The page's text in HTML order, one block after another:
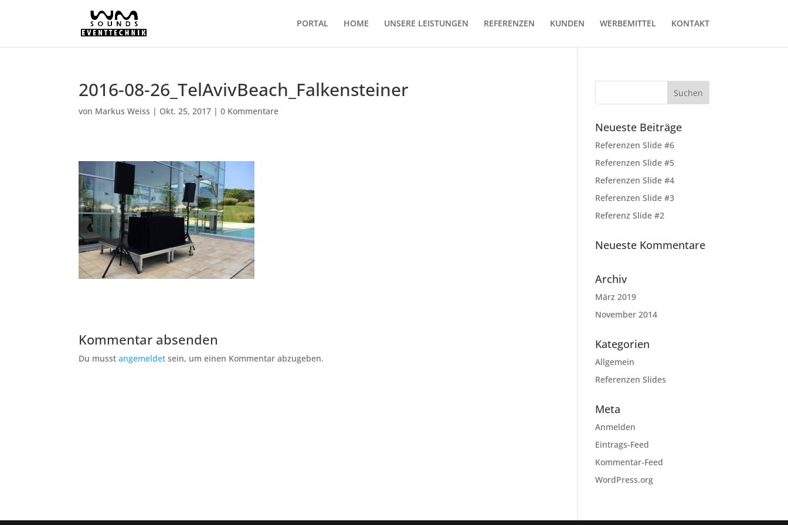
PORTAL HOME UNSERE LEISTUNGEN REFERENZEN KUNDEN WERBEMITTEL KONTAKT
2016-08-26_TelAvivBeach_Falkensteiner
von Markus Weiss | Okt. 25, 2017 |0 Kommentare
Kommentar absenden
Du musstangemeldet sein, um einen Kommentar abzugeben.
Neueste Beiträge
Referenzen Slide #6
Referenzen Slide #5
Referenzen Slide #4
Referenzen Slide #3
Referenz Slide #2
Neueste Kommentare
Archiv
März 2019
November 2014
Kategorien
Allgemein
Referenzen Slides
Meta
Anmelden
Eintrags-Feed
Kommentar-Feed
WordPress.org